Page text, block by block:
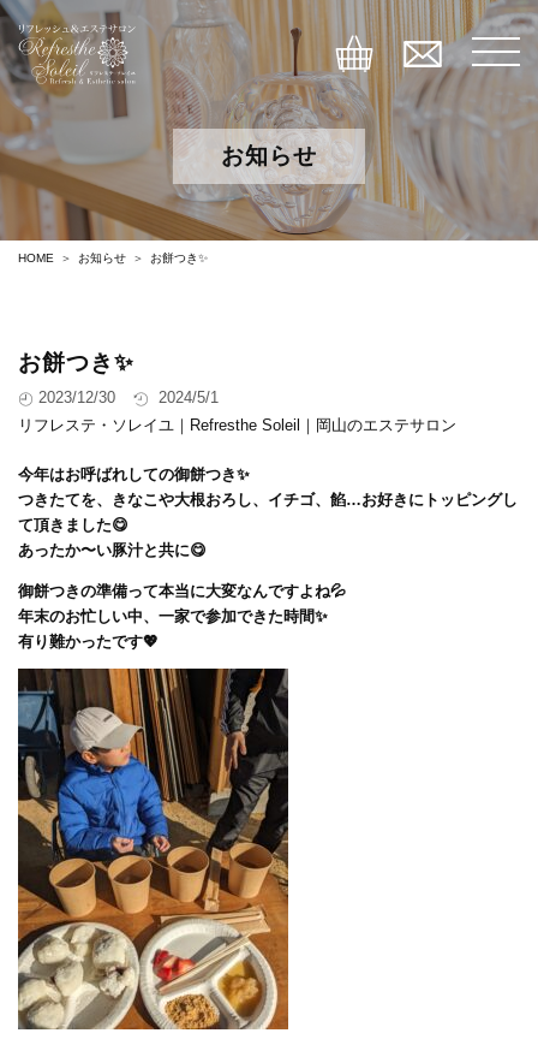
お知らせ
HOME お知らせ お餅つき✨
お餅つき✨
2023/12/30
2024/5/1
リフレステ・ソレイユ｜Refresthe Soleil｜岡山のエステサロン
今年はお呼ばれしての御餅つき✨
つきたてを、きなこや大根おろし、イチゴ、餡…お好きにトッピングし
て頂きました😋
あったか〜い豚汁と共に😋
御餅つきの準備って本当に大変なんですよね💦
年末のお忙しい中、一家で参加できた時間✨
有り難かったです💖